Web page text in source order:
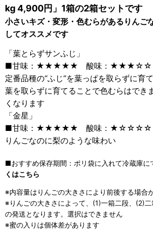
kg 4,900円」1箱の2箱セットです
小さいキズ・変形・色むらがあるりんご
してオススメです
「葉とらずサンふじ」
■甘味：★★★★★ 酸味：★★★☆☆
定番品種の“ふじ”を葉っぱを取らずに育
葉を取らずに育てることで色むらはでき
くなります
「金星」
■甘味：★★★★★ 酸味：★☆☆☆☆
りんごなのに梨のような味わい
■おすすめ保存期間：ポリ袋に入れて冷蔵庫
くはこちら
※内容量はりんごの大きさにより前後する場合
※りんごの大きさによって、(1)一箱二段、(2)
の発送となります。選択はできません
※蜜の入りは個体差があります